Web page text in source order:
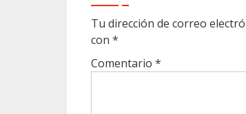
Tu dirección de correo
con *
Comentario *